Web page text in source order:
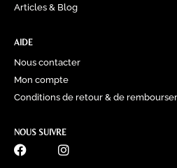
Articles & Blog
AIDE
Nous contacter
Mon compte
Conditions de retour & de
NOUS SUIVRE